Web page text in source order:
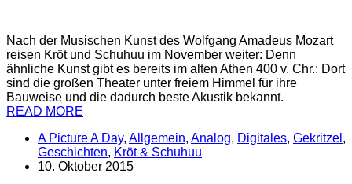
Nach der Musischen Kunst des Wolfgang Amadeus Mozart
reisen Kröt und Schuhuu im November weiter: Denn
ähnliche Kunst gibt es bereits im alten Athen 400 v. Chr.: Dort
sind die großen Theater unter freiem Himmel für ihre
Bauweise und die dadurch beste Akustik bekannt.
READ MORE
A Picture A Day, Allgemein, Analog, Digitales, Gekritzel ,
Geschichten, Kröt & Schuhuu
10. Oktober 2015